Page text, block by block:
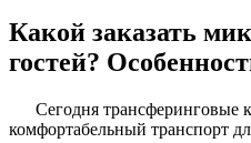
Какой заказать
гостей?
Сегодня трансферинговые
комфортабельный транспорт